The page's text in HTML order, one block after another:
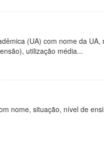
(UA) com nome da
utilização média...
nome, situação, nível de